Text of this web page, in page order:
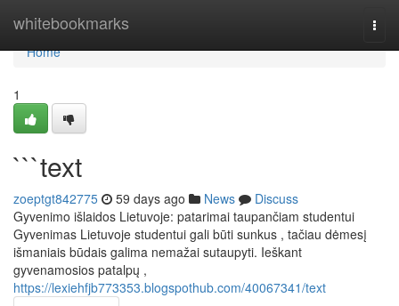
whitebookmarks
Home
Home
1
```text
zoeptgt842775 59 days ago News
Discuss
Gyvenimo išlaidos Lietuvoje: patarimai taupančiam studentui
Gyvenimas Lietuvoje studentui gali būti sunkus , tačiau dėmesį
išmaniais būdais galima nemažai sutaupyti. Ieškant
gyvenamosios patalpų ,
https://lexiehfjb773353.blogspothub.com/40067341/text